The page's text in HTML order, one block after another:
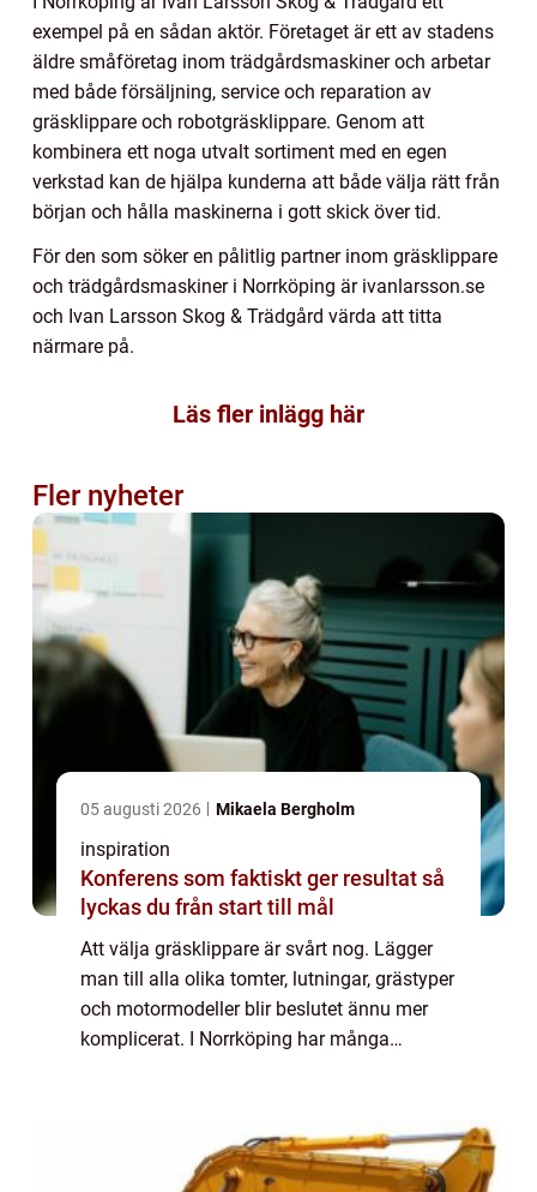
exempel på en sådan aktör. Företaget är ett av stadens
äldre småföretag inom trädgårdsmaskiner och arbetar
med både försäljning, service och reparation av
gräsklippare och robotgräsklippare. Genom att
kombinera ett noga utvalt sortiment med en egen
verkstad kan de hjälpa kunderna att både välja rätt från
början och hålla maskinerna i gott skick över tid.
För den som söker en pålitlig partner inom gräsklippare
och trädgårdsmaskiner i Norrköping är ivanlarsson.se
och Ivan Larsson Skog & Trädgård värda att titta
närmare på.
Läs fler inlägg här
Fler nyheter
05 augusti 2026 Mikaela Bergholm
inspiration
Konferens som faktiskt ger resultat så
lyckas du från start till mål
Att välja gräsklippare är svårt nog. Lägger
man till alla olika tomter, lutningar, grästyper
och motormodeller blir beslutet ännu mer
komplicerat. I Norrköping har många